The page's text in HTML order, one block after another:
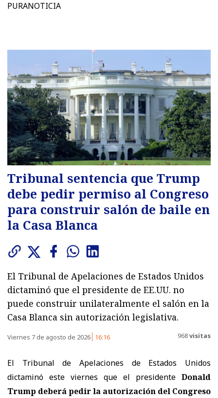
PURANOTICIA
Tribunal sentencia que Trump
debe pedir permiso al Congreso
para construir salón de baile en
la Casa Blanca
El Tribunal de Apelaciones de Estados Unidos
dictaminó que el presidente de EE.UU. no
puede construir unilateralmente el salón en la
Casa Blanca sin autorización legislativa.
Viernes 7 de agosto de 2026 16:16 968visitas
El Tribunal de Apelaciones de Estados Unidos
dictaminó este viernes que el presidente Donald
Trump deberá pedir la autorización del Congreso